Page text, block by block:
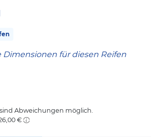
Dimensionen für diesen Reifen
Abweichungen möglich.
€